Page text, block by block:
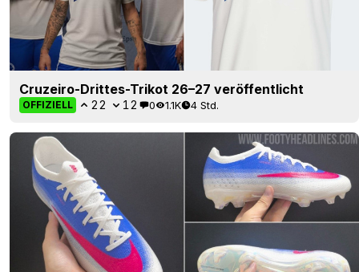
Cruzeiro-Drittes-Trikot 26–27 veröffentlicht
OFFIZIELL 22 12 0 1.1K 4 Std.